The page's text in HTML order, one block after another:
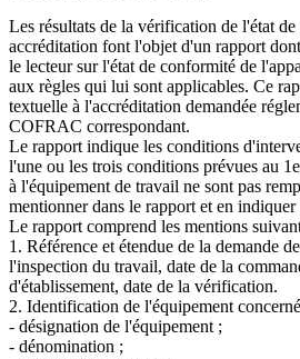
Les résultats de la vérification de l'état
accréditation font l'objet d'un rapport
le lecteur sur l'état de conformité de
aux règles qui lui sont applicables. Ce
textuelle à l'accréditation demandée
COFRAC correspondant.
Le rapport indique les conditions
l'une ou les trois conditions prévues au
à l'équipement de travail ne sont pas
mentionner dans le rapport et en indiquer
Le rapport comprend les mentions
1. Référence et étendue de la demande
l'inspection du travail, date de la
d'établissement, date de la vérification.
2. Identification de l'équipement
- désignation de l'équipement ;
- dénomination ;